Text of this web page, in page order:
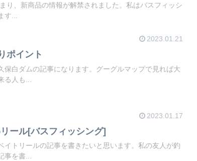
り、新商品の情報が解禁されました。私はバスフィッシ
...
2023.01.21
ポイント
保白ダムの記事になります。グーグルマップで見れば大
人も...
2023.01.17
ール[バスフィッシング]
イトリールの記事を書きたいと思います。私の友人が釣
事を書...